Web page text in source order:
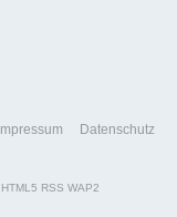
Impressum Datenschutz
HTML5 RSS WAP2